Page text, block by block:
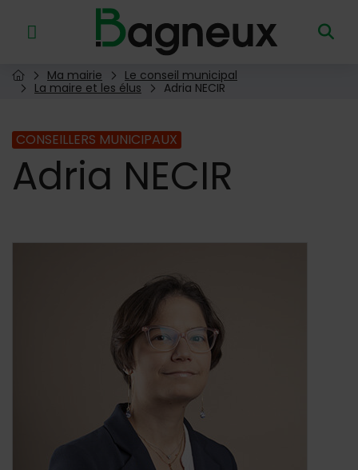
Menu de raccourcis
Retour à l'accueil
Page d'accueil du site
Ma mairie
Le conseil municipal
La maire et les élus
Adria NECIR
CONSEILLERS MUNICIPAUX
Adria NECIR